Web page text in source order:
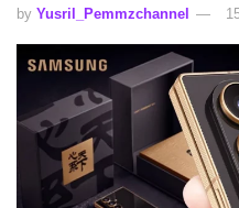
by Yusril_Pemmzchannel